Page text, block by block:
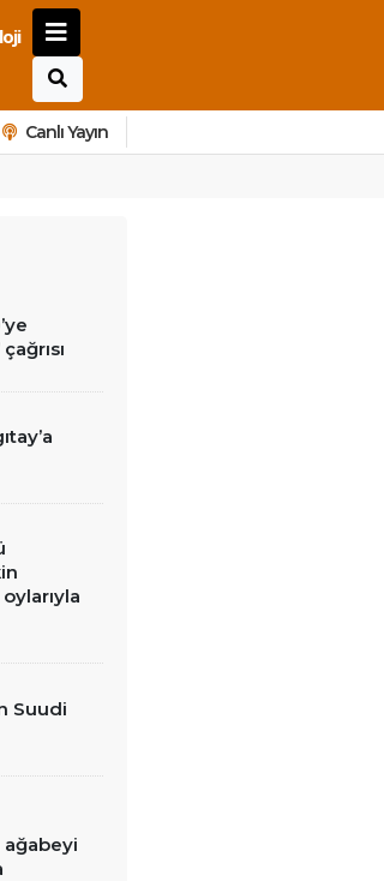
Canlı Yayın
Suudi
ağabeyi